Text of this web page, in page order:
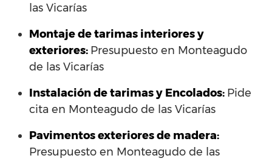
las Vicarías
Montaje de tarimas interiores y
exteriores: Presupuesto en Monteagudo
de las Vicarías
Instalación de tarimas y Encolados: Pide
cita en Monteagudo de las Vicarías
Pavimentos exteriores de madera:
Presupuesto en Monteagudo de las